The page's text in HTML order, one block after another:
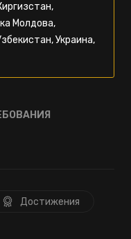
Молдова,
Украина,
Достижения